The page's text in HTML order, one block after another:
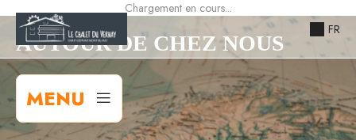
Chargement en cours...
FR
MENU
AUTOUR DE CHEZ NOUS